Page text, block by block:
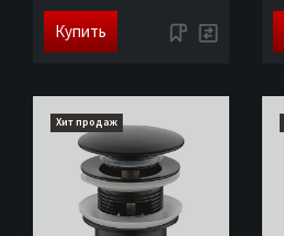
Купить
Хит продаж